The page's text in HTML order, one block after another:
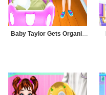
Baby Taylor Gets Organized